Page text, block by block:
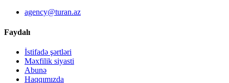
agency@turan.az
Faydalı
İstifadə şərtləri
Məxfilik siyasti
Abunə
Haqqımızda